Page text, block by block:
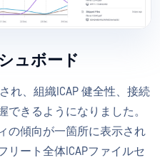
ュボード
れ、組織ICAP 健全性、接続
きるようになりました。
の傾向が一箇所に表示され
リート全体ICAPファイルセ